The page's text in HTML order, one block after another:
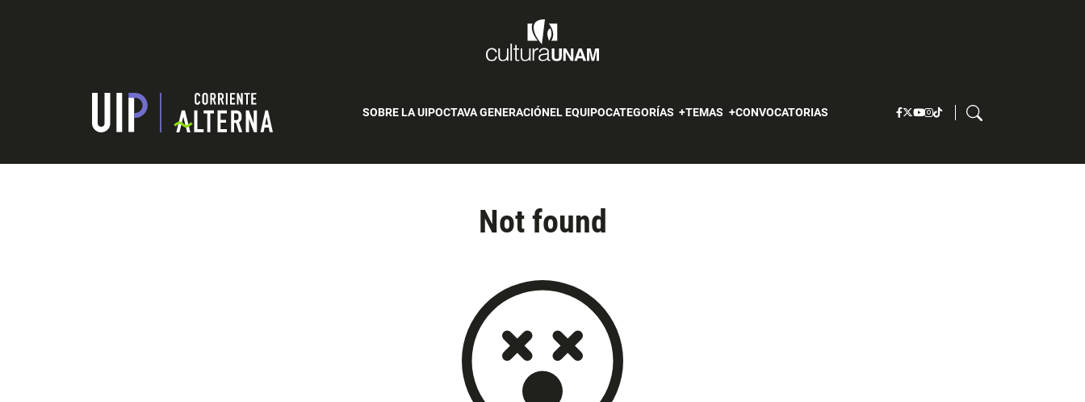
SOBRE LA UIPOCTAVA GENERACIÓNEL EQUIPOCATEGORÍAS TEMAS CONVOCATORIAS
Not found